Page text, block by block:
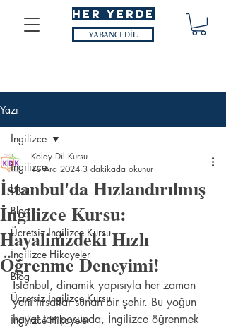
HER YERDE
YABANCI DİL
Yazı
İngilizce
blog
Blog
Ücretsiz İngilizce Kursu
İngilizce Hikayeler
Blog
Ücretsiz İngilizce Kursu
İngilizce Hikayeler
İngilizce
İstanbul'da Hızlandırılmış
İngilizce Kursu:
Hayalinizdeki Hızlı
Öğrenme Deneyimi!
Kolay Dil Kursu
13 Ara 2024 3 dakikada okunur
İstanbul, dinamik yapısıyla her zaman
yeni fırsatlar sunan bir şehir. Bu yoğun
hayat temposunda, İngilizce öğrenmek